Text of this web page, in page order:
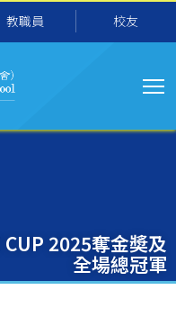
教職員 校友
2025奪金奬及
全場總冠軍